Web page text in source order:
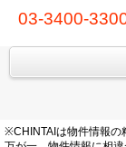
03-3400-
※CHINTAIは物件情報の